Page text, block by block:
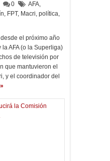
0 AFA,
, FPT, Macri, política,
el próximo año
AFA (o la Superliga)
de televisión por
que mantuvieron el
y el coordinador del